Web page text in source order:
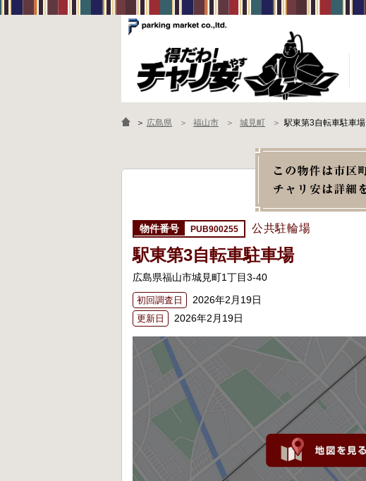
＞ 広島県 福山市 城見町 駅東第3自転車駐車場
PUB900255 公共駐輪場
駅東第3自転車駐車場
広島県福山市城見町1丁目3-40
初回調査日 2026年2月19日
更新日 2026年2月19日